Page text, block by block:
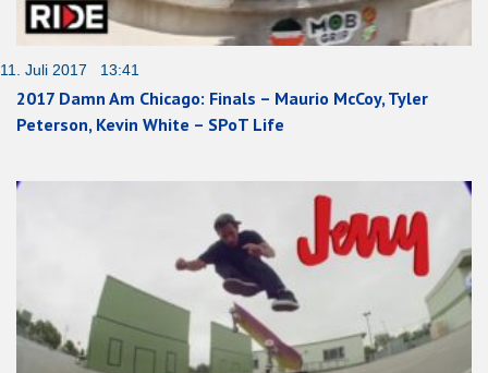
11. Juli 2017 13:41
2017 Damn Am Chicago: Finals – Maurio McCoy, Tyler
Peterson, Kevin White – SPoT Life